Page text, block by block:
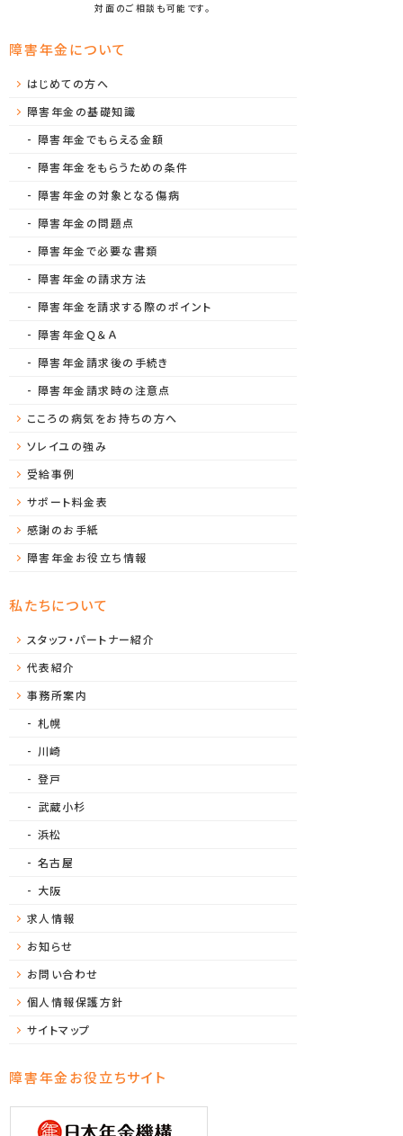
対面のご相談も可能です。
障害年金について
はじめての方へ
障害年金の基礎知識
障害年金でもらえる金額
障害年金をもらうための条件
障害年金の対象となる傷病
障害年金の問題点
障害年金で必要な書類
障害年金の請求方法
障害年金を請求する際のポイント
障害年金Ｑ＆Ａ
障害年金請求後の手続き
障害年金請求時の注意点
こころの病気をお持ちの方へ
ソレイユの強み
受給事例
サポート料金表
感謝のお手紙
障害年金お役立ち情報
私たちについて
スタッフ・パートナー紹介
代表紹介
事務所案内
札幌
川崎
登戸
武蔵小杉
浜松
名古屋
大阪
求人情報
お知らせ
お問い合わせ
個人情報保護方針
サイトマップ
障害年金お役立ちサイト